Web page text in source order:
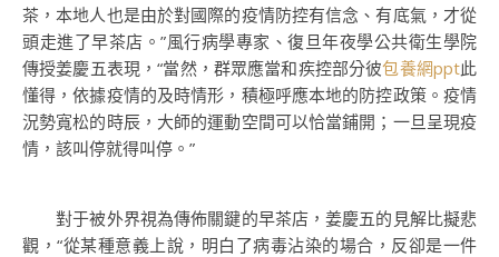
茶，本地人也是由於對國際的疫情防控有信念、有底氣，才從
頭走進了早茶店。”風行病學專家、復旦年夜學公共衛生學院
傳授姜慶五表現，“當然，群眾應當和疾控部分彼包養網ppt此
懂得，依據疫情的及時情形，積極呼應本地的防控政策。疫情
況勢寬松的時辰，大師的運動空間可以恰當鋪開；一旦呈現疫
情，該叫停就得叫停。”
對于被外界視為傳佈關鍵的早茶店，姜慶五的見解比擬悲
觀，“從某種意義上說，明白了病毒沾染的場合，反卻是一件